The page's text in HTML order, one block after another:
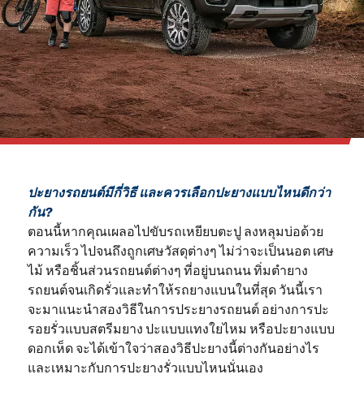
ปะยางรถยนต์มีกี่วิธี และควรเลือกปะยางแบบไหนดีกว่า
กัน?
ตอนนี้หากคุณเผลอไปขับรถเหยียบตะปู ลงหลุมบ่อด้วย
ความเร็ว ไปจนถึงถูกเศษวัสดุต่างๆ ไม่ว่าจะเป็นนอต เศษ
ไม้ หรือชิ้นส่วนรถยนต์ต่างๆ ที่อยู่บนถนน ทิ่มตำยาง
รถยนต์จนเกิดรั่วและทำให้รถยางแบนในที่สุด วันนี้เรา
จะมาแนะนำสองวิธีในการประยางรถยนต์ อย่างการปะ
รอยรั่วแบบสตรีมยาง ปะแบบแทงใยไหม หรือปะยางแบบ
ดอกเห็ด จะได้เข้าใจว่าสองวิธีปะยางนี้ต่างกันอย่างไร
และเหมาะกับการปะยางรั่วแบบไหนนั่นเอง